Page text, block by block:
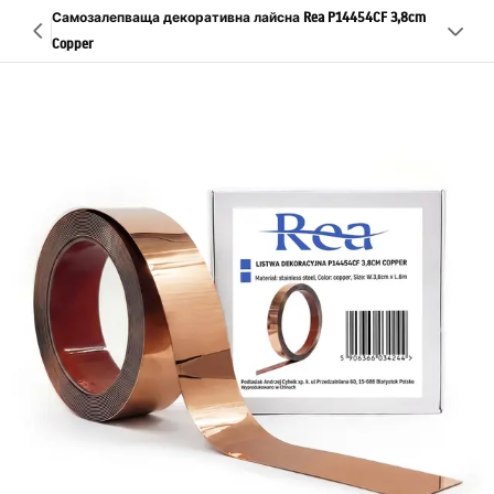
Самозалепваща декоративна лайсна Rea P14454CF 3,8cm
Copper